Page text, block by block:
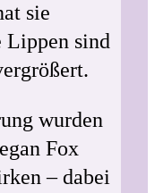
sie
Lippen sind
wurden
Fox
– dabei